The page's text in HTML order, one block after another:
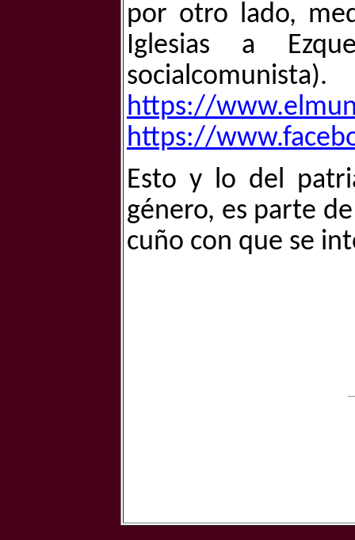
por otro lado,
Iglesias a
https://
https://
Esto y lo del
género, es parte
cuño con que se